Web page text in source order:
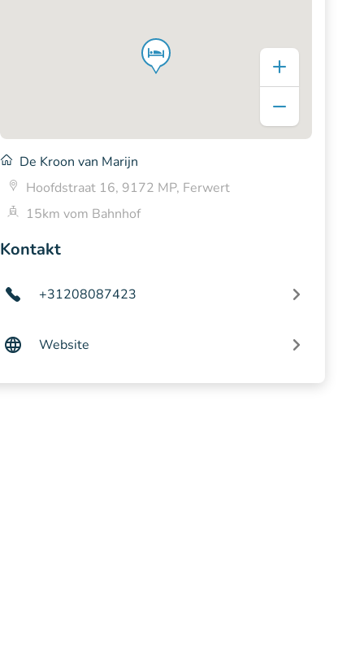
De Kroon van Marijn
Hoofdstraat 16, 9172 MP, Ferwert
15km vom Bahnhof
Kontakt
+31208087423
Website